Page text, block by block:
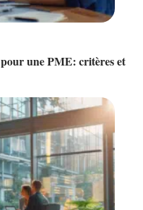
une PME: critères et